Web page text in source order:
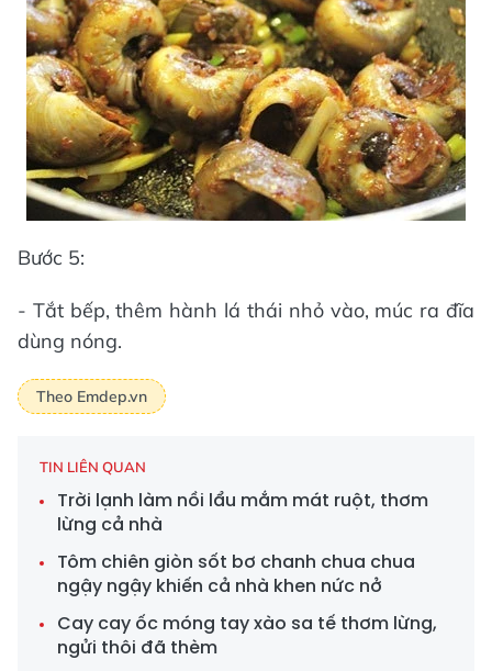
Bước 5:
- Tắt bếp, thêm hành lá thái nhỏ vào, múc ra đĩa
dùng nóng.
Theo Emdep.vn
TIN LIÊN QUAN
Trời lạnh làm nồi lẩu mắm mát ruột, thơm
lừng cả nhà
Tôm chiên giòn sốt bơ chanh chua chua
ngậy ngậy khiến cả nhà khen nức nở
Cay cay ốc móng tay xào sa tế thơm lừng,
ngửi thôi đã thèm